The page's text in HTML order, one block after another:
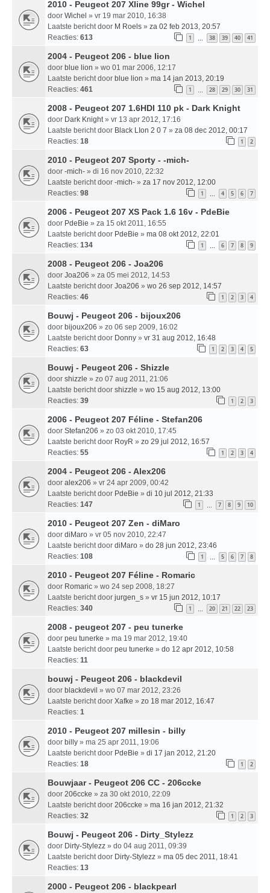
2010 - Peugeot 207 Xline 99gr - Wichel
door Wichel » vr 19 mar 2010, 16:38
Laatste bericht door M Roels » za 02 feb 2013, 20:57
Reacties: 613 1 … 38 39 40 41
2004 - Peugeot 206 - blue lion
door blue lion » wo 01 mar 2006, 12:17
Laatste bericht door blue lion » ma 14 jan 2013, 20:19
Reacties: 461 1 … 28 29 30 31
2008 - Peugeot 207 1.6HDI 110 pk - Dark Knight
door Dark Knight» vr 13 apr 2012, 17:16
Laatste bericht door Black LIon 2 0 7 » za 08 dec 2012, 00:17
Reacties: 18 1 2
2010 - Peugeot 207 Sporty - -mich-
door -mich- » di 16 nov 2010, 22:32
Laatste bericht door -mich- » za 17 nov 2012, 12:00
Reacties: 98 1 … 4 5 6 7
2006 - Peugeot 207 XS Pack 1.6 16v - PdeBie
door PdeBie » za 15 okt 2011, 16:55
Laatste bericht door PdeBie » ma 08 okt 2012, 22:01
Reacties: 134 1 … 6 7 8 9
2008 - Peugeot 206 - Joa206
door Joa206 » za 05 mei 2012, 14:53
Laatste bericht door Joa206 » wo 26 sep 2012, 14:57
Reacties: 46 1 2 3 4
Bouwj - Peugeot 206 - bijoux206
door bijoux206 » zo 06 sep 2009, 16:02
Laatste bericht door Donny » vr 31 aug 2012, 16:48
Reacties: 63 1 2 3 4 5
Bouwj - Peugeot 206 - Shizzle
door shizzle » zo 07 aug 2011, 21:06
Laatste bericht door shizzle » wo 15 aug 2012, 13:00
Reacties: 39 1 2 3
2006 - Peugeot 207 Féline - Stefan206
door Stefan206 » zo 03 okt 2010, 17:45
Laatste bericht door RoyR » zo 29 jul 2012, 16:57
Reacties: 55 1 2 3 4
2004 - Peugeot 206 - Alex206
door alex206 » vr 24 apr 2009, 00:42
Laatste bericht door PdeBie » di 10 jul 2012, 21:33
Reacties: 147 1 … 7 8 9 10
2010 - Peugeot 207 Zen - diMaro
door diMaro » vr 05 nov 2010, 22:47
Laatste bericht door diMaro » do 28 jun 2012, 23:46
Reacties: 108 1 … 5 6 7 8
2010 - Peugeot 207 Féline - Romaric
door Romaric » wo 24 sep 2008, 18:27
Laatste bericht door jurgen_s » vr 15 jun 2012, 10:17
Reacties: 340 1 … 20 21 22 23
2008 - peugeot 207 - peu tunerke
door peu tunerke » ma 19 mar 2012, 19:40
Laatste bericht door peu tunerke » do 12 apr 2012, 10:58
Reacties: 11
bouwj - Peugeot 206 - blackdevil
door blackdevil » wo 07 mar 2012, 23:26
Laatste bericht door Xafke » zo 18 mar 2012, 16:47
Reacties: 1
2010 - Peugeot 207 millesin - billy
door billy » ma 25 apr 2011, 19:06
Laatste bericht door PdeBie » di 17 jan 2012, 21:20
Reacties: 18 1 2
Bouwjaar - Peugeot 206 CC - 206ccke
door 206ccke » za 30 okt 2010, 22:09
Laatste bericht door 206ccke » ma 16 jan 2012, 21:32
Reacties: 32 1 2 3
Bouwj - Peugeot 206 - Dirty_Stylezz
door Dirty-Stylezz » do 04 aug 2011, 09:39
Laatste bericht door Dirty-Stylezz » ma 05 dec 2011, 18:41
Reacties: 13
2000 - Peugeot 206 - blackpearl